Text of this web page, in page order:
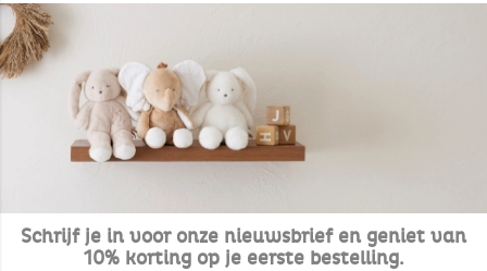
Schrijf je in voor onze nieuwsbrief en geniet van
10% korting op je eerste bestelling.